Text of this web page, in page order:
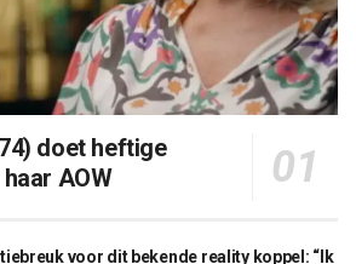
doet heftige
AOW
voor dit bekende reality koppel: “Ik